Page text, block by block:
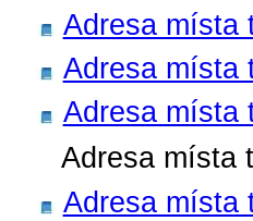
Adresa místa
Adresa místa
Adresa místa
Adresa místa
Adresa místa